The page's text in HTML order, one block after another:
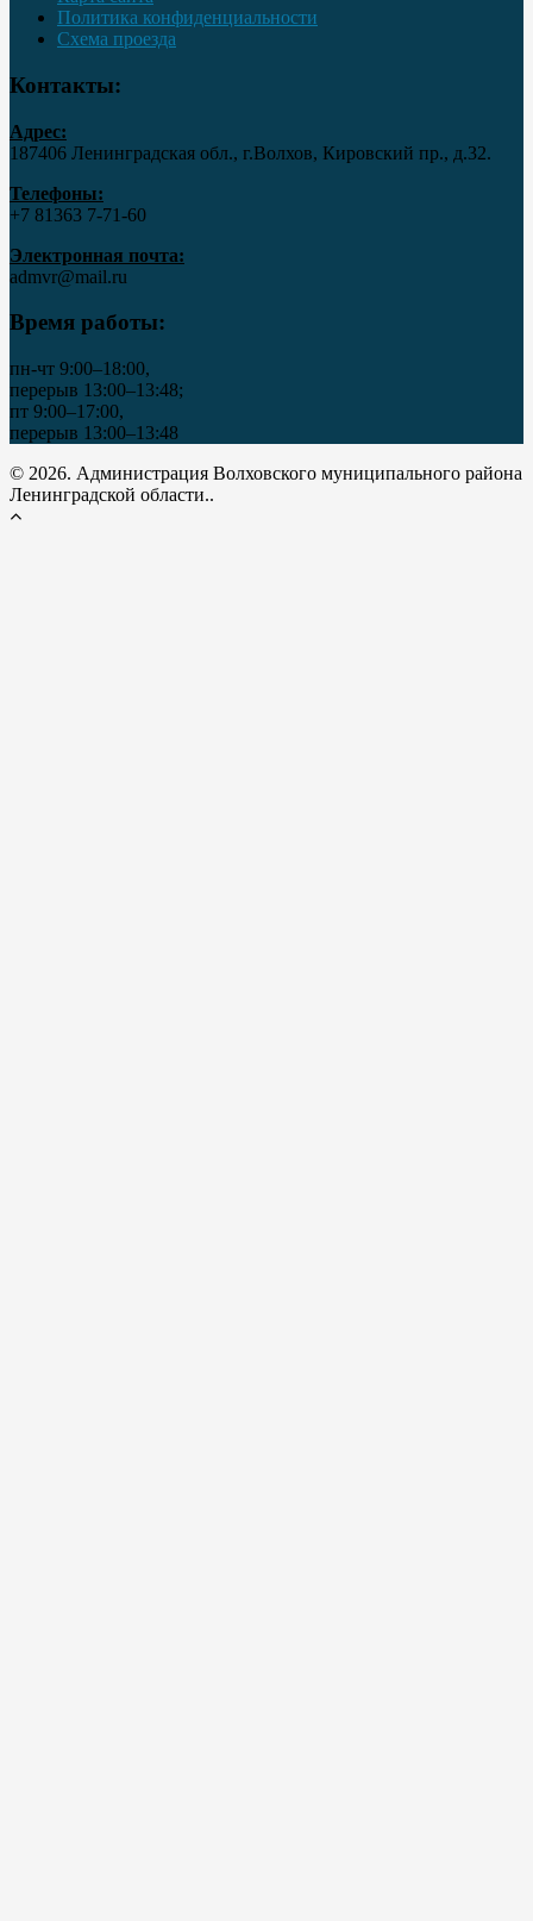
Политика конфиденциальности
Схема проезда
Контакты:
Адрес:
187406 Ленинградская обл., г.Волхов, Кировский пр., д.32.
Телефоны:
+7 81363 7‑71-60
Электронная почта:
admvr@mail.ru
Время работы:
пн-чт 9:00–18:00,
перерыв 13:00–13:48;
пт 9:00–17:00,
перерыв 13:00–13:48
© 2026. Администрация Волховского муниципального района
Ленинградской области..